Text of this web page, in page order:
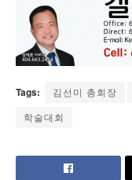
Tags: 김선미 총회장
학술대회